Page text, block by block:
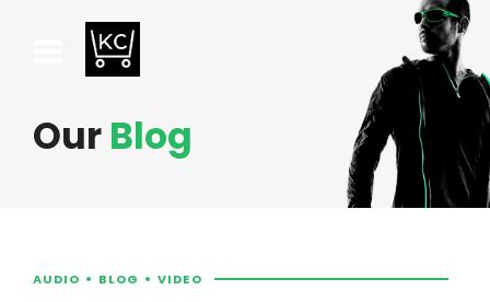
OurBlog
AUDIO BLOG VIDEO